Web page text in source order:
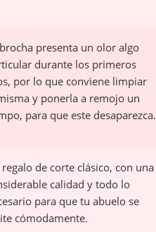
presenta un olor algo
durante los primeros
por lo que conviene limpiar
y ponerla a remojo un
para que este desaparezca.
regalo de corte clásico, con una
calidad y todo lo
para que tu abuelo se
cómodamente.